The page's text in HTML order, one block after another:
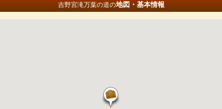
吉野宮滝万葉の道の地図・基本情報